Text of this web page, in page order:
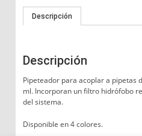
Descripción
Descripción
Pipeteador para acoplar a pipetas
ml. Incorporan un filtro hidrófobo
del sistema.
Disponible en 4 colores.